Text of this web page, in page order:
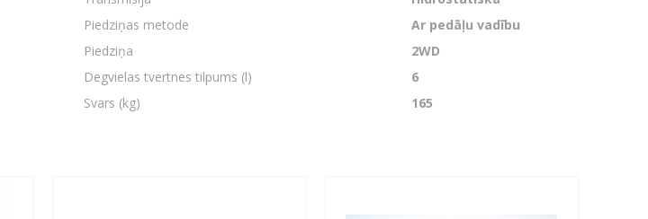
Piedziņas metode
Ar pedāļu vadību
Piedziņa
2WD
Degvielas tvertnes tilpums (l)
6
Svars (kg)
165